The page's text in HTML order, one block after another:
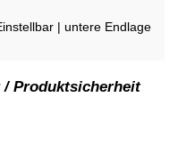
| untere Endlage